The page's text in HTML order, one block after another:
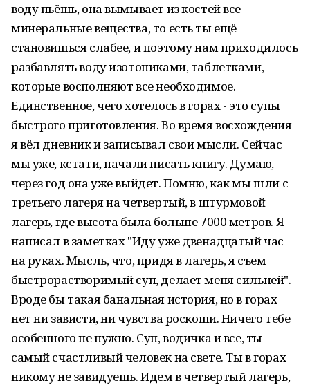
воду пьёшь, она вымывает из костей все
минеральные вещества, то есть ты ещё
становишься слабее, и поэтому нам приходилось
разбавлять воду изотониками, таблетками,
которые восполняют все необходимое.
Единственное, чего хотелось в горах - это супы
быстрого приготовления. Во время восхождения
я вёл дневник и записывал свои мысли. Сейчас
мы уже, кстати, начали писать книгу. Думаю,
через год она уже выйдет. Помню, как мы шли с
третьего лагеря на четвертый, в штурмовой
лагерь, где высота была больше 7000 метров. Я
написал в заметках "Иду уже двенадцатый час
на руках. Мысль, что, придя в лагерь, я съем
быстрорастворимый суп, делает меня сильней".
Вроде бы такая банальная история, но в горах
нет ни зависти, ни чувства роскоши. Ничего тебе
особенного не нужно. Суп, водичка и все, ты
самый счастливый человек на свете. Ты в горах
никому не завидуешь. Идем в четвертый лагерь,